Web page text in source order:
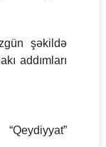
şəkildə
addımları